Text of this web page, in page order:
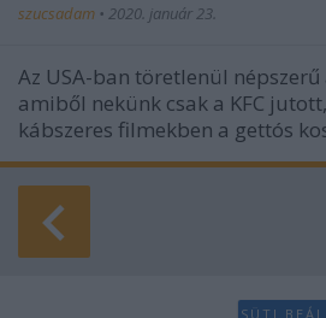
szucsadam • 2020. január 23.
Az USA-ban töretlenül
amiből nekünk csak a KFC
kábszeres filmekben a gettós
SÜTI